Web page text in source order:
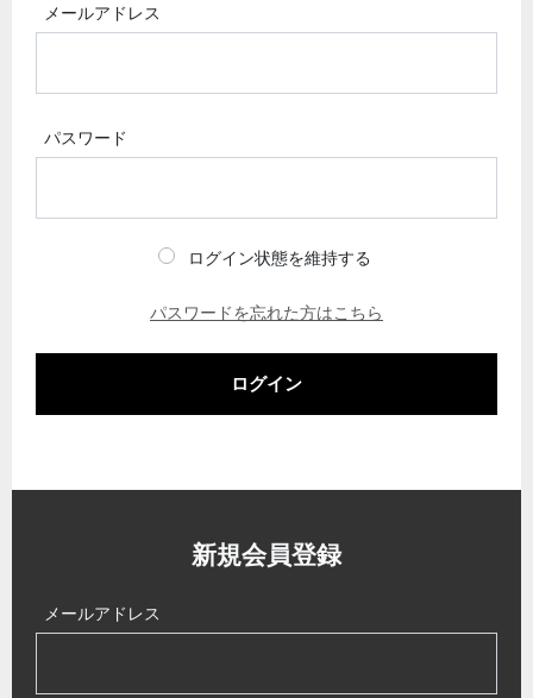
メールアドレス
パスワード
ログイン状態を維持する
パスワードを忘れた方はこちら
ログイン
新規会員登録
メールアドレス